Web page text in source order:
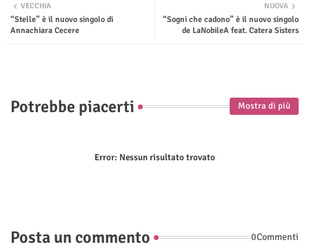
tsap
NUOVA
“Sogni che cadono” è il nuovo singolo
de LaNobileA feat. Catera Sisters
VECCHIA
“Stelle” è il nuovo singolo di
Annachiara Cecere
Potrebbe piacerti Mostra di più
Error: Nessun risultato trovato
Posta un commento 0Commenti